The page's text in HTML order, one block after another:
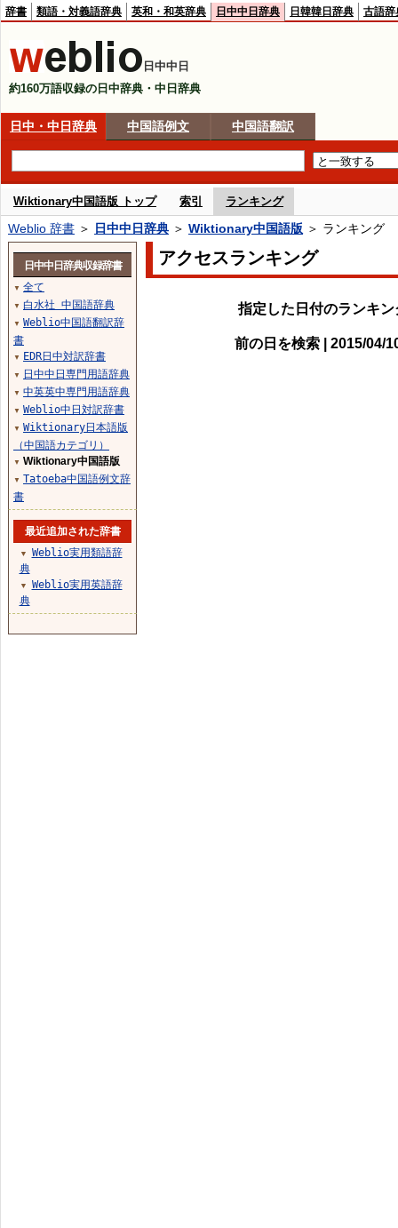
辞書 類語・対義語辞典 英和・和英辞典 日中中日辞典 日韓韓日辞典 古語辞
日中中日
約160万語収録の日中辞典・中日辞典
日中・中日辞典 中国語例文 中国語翻訳
Wiktionary中国語版 トップ 索引 ランキング
Weblio 辞書 ＞ 日中中日辞典 ＞ Wiktionary中国語版 ＞ ランキング
アクセスランキング
指定した日付のランキ
前の日を検索 | 2015/04/
日中中日辞典収録辞書
▼ 全て
▼ 白水社 中国語辞典
▼ Weblio中国語翻訳辞
書
▼ EDR日中対訳辞書
▼ 日中中日専門用語辞典
▼ 中英英中専門用語辞典
▼ Weblio中日対訳辞書
▼ Wiktionary日本語版
（中国語カテゴリ）
▼ Wiktionary中国語版
▼ Tatoeba中国語例文辞
書
最近追加された辞書
▼
Weblio実用類語辞
典
▼
Weblio実用英語辞
典